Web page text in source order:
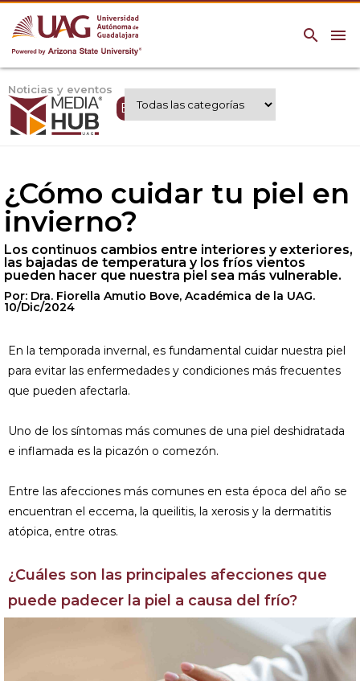
menu
search
Noticias y eventos
Expertos UAG
¿Cómo cuidar tu piel en
invierno?
Los continuos cambios entre interiores y exteriores,
las bajadas de temperatura y los fríos vientos
pueden hacer que nuestra piel sea más vulnerable.
Por: Dra. Fiorella Amutio Bove, Académica de la UAG.
10/Dic/2024
En la temporada invernal, es fundamental cuidar nuestra piel
para evitar las enfermedades y condiciones más frecuentes
que pueden afectarla.
Uno de los síntomas más comunes de una piel deshidratada
e inflamada es la picazón o comezón.
Entre las afecciones más comunes en esta época del año se
encuentran el eccema, la queilitis, la xerosis y la dermatitis
atópica, entre otras.
¿Cuáles son las principales afecciones que
puede padecer la piel a causa del frío?